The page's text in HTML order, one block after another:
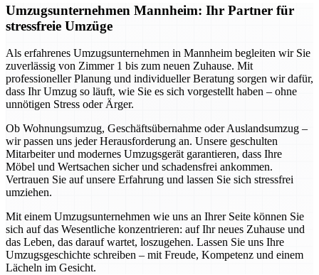
Umzugsunternehmen Mannheim: Ihr Partner für
stressfreie Umzüge
Als erfahrenes Umzugsunternehmen in Mannheim begleiten wir Sie
zuverlässig von Zimmer 1 bis zum neuen Zuhause. Mit
professioneller Planung und individueller Beratung sorgen wir dafür,
dass Ihr Umzug so läuft, wie Sie es sich vorgestellt haben – ohne
unnötigen Stress oder Ärger.
Ob Wohnungsumzug, Geschäftsübernahme oder Auslandsumzug –
wir passen uns jeder Herausforderung an. Unsere geschulten
Mitarbeiter und modernes Umzugsgerät garantieren, dass Ihre
Möbel und Wertsachen sicher und schadensfrei ankommen.
Vertrauen Sie auf unsere Erfahrung und lassen Sie sich stressfrei
umziehen.
Mit einem Umzugsunternehmen wie uns an Ihrer Seite können Sie
sich auf das Wesentliche konzentrieren: auf Ihr neues Zuhause und
das Leben, das darauf wartet, loszugehen. Lassen Sie uns Ihre
Umzugsgeschichte schreiben – mit Freude, Kompetenz und einem
Lächeln im Gesicht.